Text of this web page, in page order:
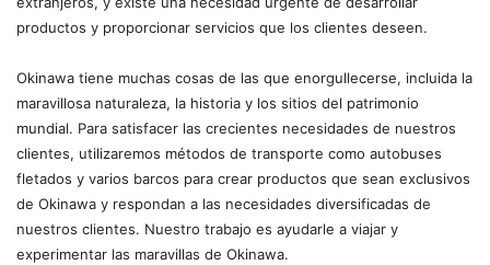
productos y proporcionar servicios que los clientes deseen.
Okinawa tiene muchas cosas de las que enorgullecerse, incluida la
maravillosa naturaleza, la historia y los sitios del patrimonio
mundial. Para satisfacer las crecientes necesidades de nuestros
clientes, utilizaremos métodos de transporte como autobuses
fletados y varios barcos para crear productos que sean exclusivos
de Okinawa y respondan a las necesidades diversificadas de
nuestros clientes. Nuestro trabajo es ayudarle a viajar y
experimentar las maravillas de Okinawa.